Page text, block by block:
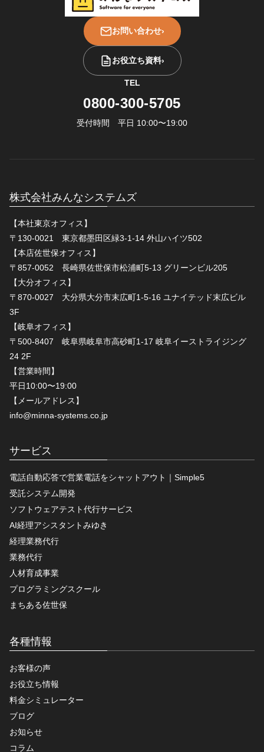
お問い合わせ›
お役立ち資料›
TEL
0800-300-5705
受付時間 平日 10:00〜19:00
株式会社みんなシステムズ
【本社東京オフィス】
〒130-0021 東京都墨田区緑3-1-14 外山ハイツ502
【本店佐世保オフィス】
〒857-0052 長崎県佐世保市松浦町5-13 グリーンビル205
【大分オフィス】
〒870-0027 大分県大分市末広町1-5-16 ユナイテッド末広ビル
3F
【岐阜オフィス】
〒500-8407 岐阜県岐阜市高砂町1-17 岐阜イーストライジング
24 2F
【営業時間】
平日10:00〜19:00
【メールアドレス】
info@minna-systems.co.jp
サービス
電話自動応答で営業電話をシャットアウト｜Simple5
受託システム開発
ソフトウェアテスト代行サービス
AI経理アシスタントみゆき
経理業務代行
業務代行
人材育成事業
プログラミングスクール
まちある佐世保
各種情報
お客様の声
お役立ち情報
料金シミュレーター
ブログ
お知らせ
コラム